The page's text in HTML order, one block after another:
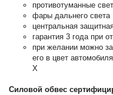
противотуманные
фары дальнего света
центральная
гарантия 3 года при
при желании можно
его в цвет
X
Силовой обвес